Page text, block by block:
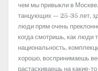
чем мы привыкли в
танцующих — 25-35 лет,
люди прям очень
когда смотришь, как люди
национальность,
хорошо, воспринимаешь
растаскиваешь на какие-